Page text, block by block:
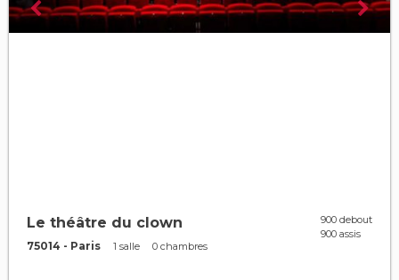
Le théâtre du clown
75014 - Paris 1 salle 0 chambres
900 debout
900 assis